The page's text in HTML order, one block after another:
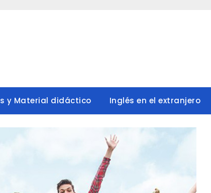
y Material didáctico Inglés en el extranjero